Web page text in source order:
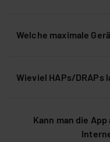
Welche maximale
Wieviel HAPs/DRAPs
Kann man die